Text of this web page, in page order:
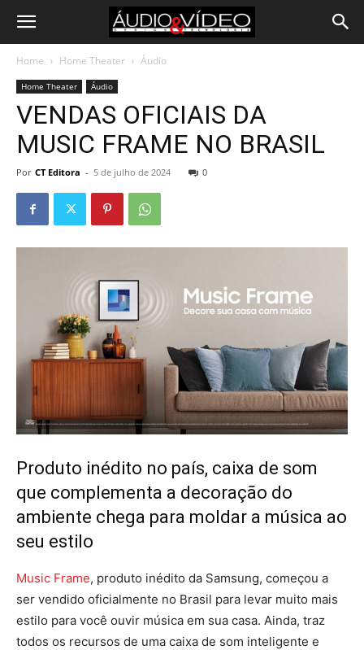
Home Home Theater Áudio
Home Theater Áudio
VENDAS OFICIAIS DA
MUSIC FRAME NO BRASIL
Por CT Editora - 5 de julho de 2024 0
Produto inédito no país, caixa de som
que complementa a decoração do
ambiente chega para moldar a música ao
seu estilo
Music Frame, produto inédito da Samsung, começou a
ser vendido oficialmente no Brasil para levar muito mais
estilo para você ouvir música em sua casa. Ainda, traz
todos os recursos de uma caixa de som inteligente e